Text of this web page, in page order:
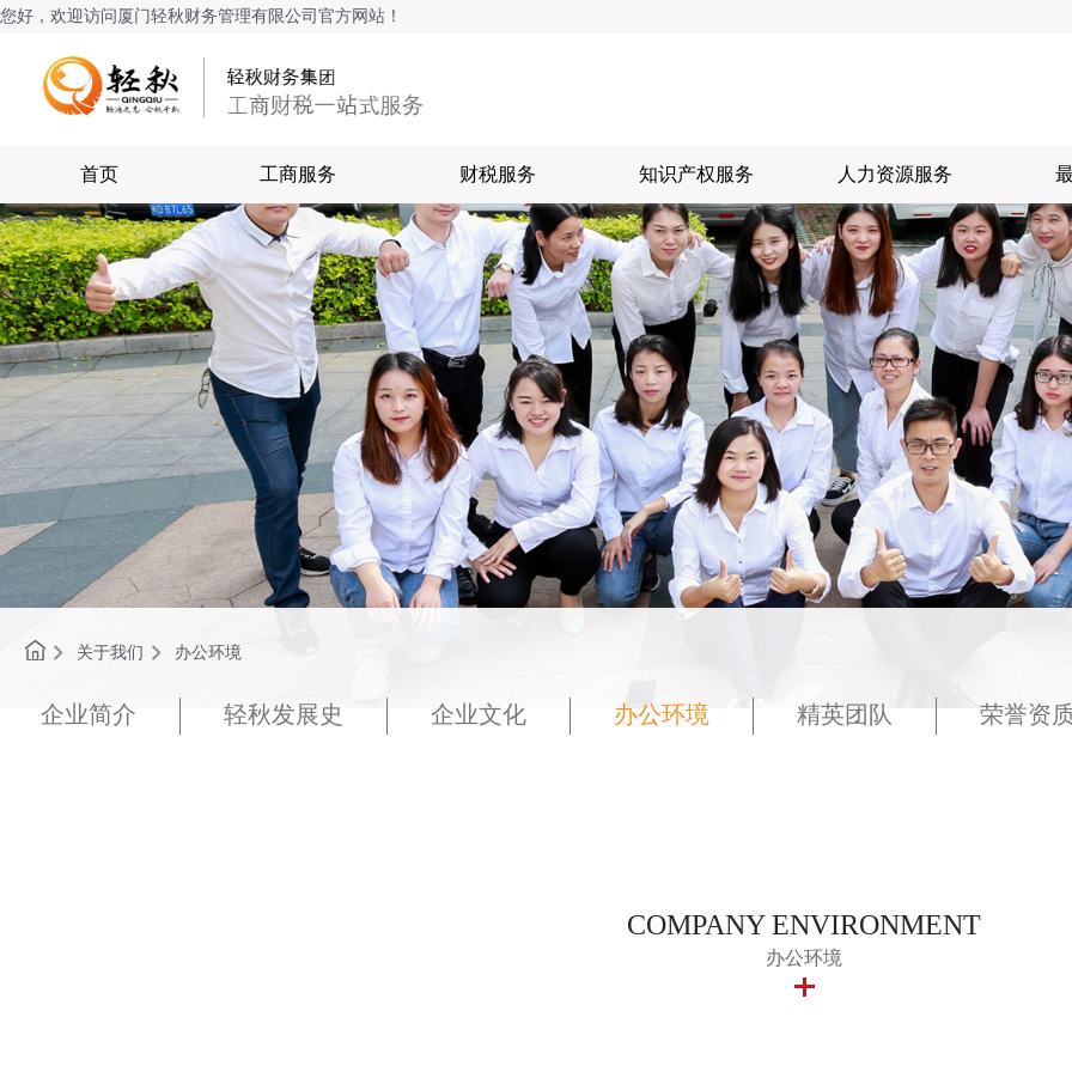
您好，欢迎访问厦门轻秋财务管理有限公司官方网站！
首页 工商服务 财税服务 知识产权服务 人力资源服务
关于我们 办公环境
企业简介 轻秋发展史 企业文化 办公环境 精英团队 荣誉资
COMPANY ENVIRONMENT
办公环境